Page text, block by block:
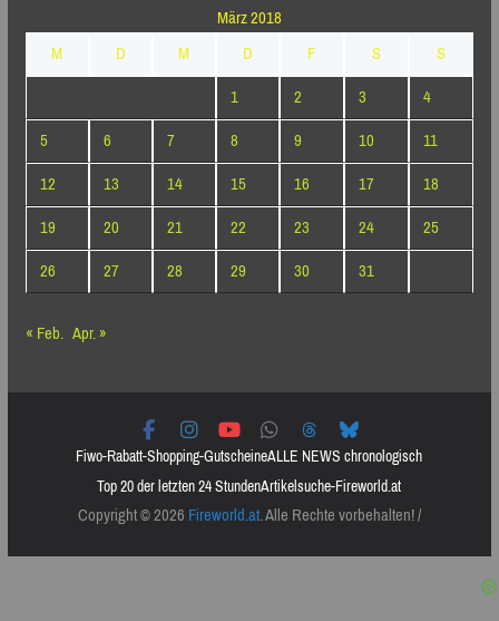
März 2018
M
D M D F S
S
1
2 3
4
5
6 7 8 9 10
11
12
13 14 15 16 17
18
19
20 21 22 23 24
25
26
27 28 29 30
31
« Feb. Apr. »
Fiwo-Rabatt-Shopping-GutscheineALLE NEWS chronologisch
Top 20 der letzten 24 StundenArtikelsuche-Fireworld.at
Copyright © 2026Fireworld.at. Alle Rechte vorbehalten! /